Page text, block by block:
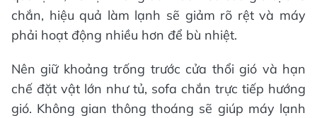
chắn, hiệu quả làm lạnh sẽ giảm rõ rệt và máy
phải hoạt động nhiều hơn để bù nhiệt.
Nên giữ khoảng trống trước cửa thổi gió và hạn
chế đặt vật lớn như tủ, sofa chắn trực tiếp hướng
gió. Không gian thông thoáng sẽ giúp máy lạnh